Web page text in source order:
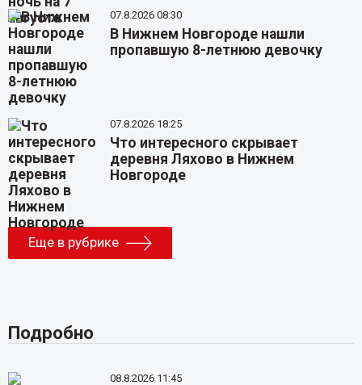
07.8.2026 08:30
В Нижнем Новгороде нашли
пропавшую 8-летнюю девочку
07.8.2026 18:25
Что интересного скрывает
деревня Ляхово в Нижнем
Новгороде
Еще в рубрике
Подробно
08.8.2026 11:45